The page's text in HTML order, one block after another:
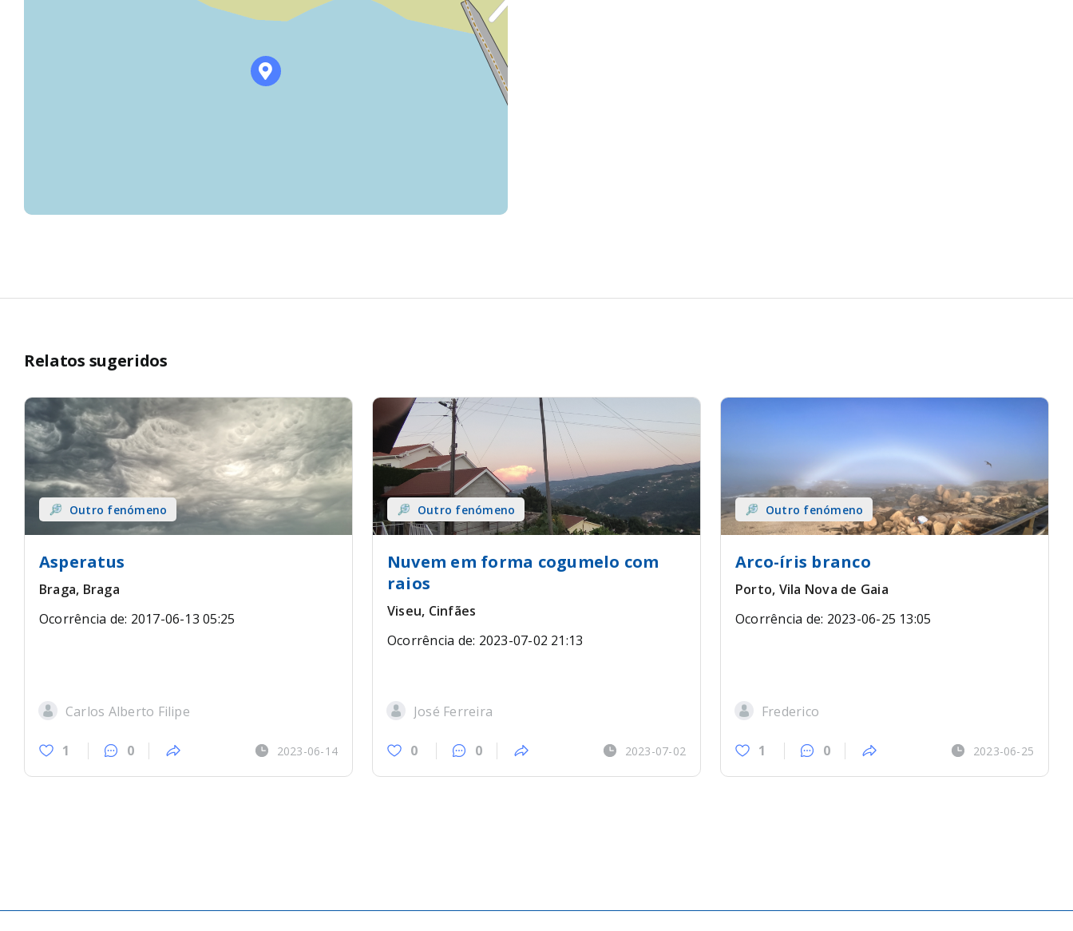
Relatos sugeridos
Outro fenómeno
Asperatus
Braga, Braga
Ocorrência de: 2017-06-13 05:25
Carlos Alberto Filipe
1 0 2023-06-14
Outro fenómeno
Nuvem em forma cogumelo com
raios
Viseu, Cinfães
Ocorrência de: 2023-07-02 21:13
José Ferreira
0 0 2023-07-02
Outro fenómeno
Arco-íris branco
Porto, Vila Nova de Gaia
Ocorrência de: 2023-06-25 13:05
Frederico
1 0 2023-06-25